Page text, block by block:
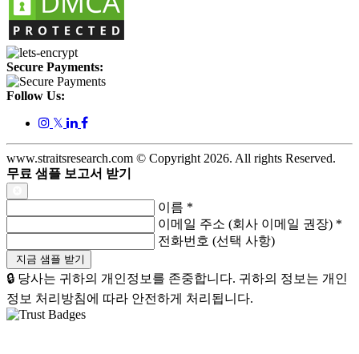
Secure Payments:
Follow Us:
𝕏
www.straitsresearch.com © Copyright 2026. All rights Reserved.
무료 샘플 보고서 받기
이름 *
이메일 주소 (회사 이메일 권장) *
전화번호 (선택 사항)
🔒 당사는 귀하의 개인정보를 존중합니다. 귀하의 정보는 개인
정보 처리방침에 따라 안전하게 처리됩니다.